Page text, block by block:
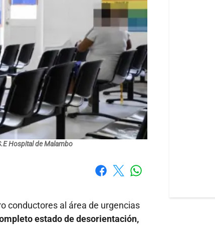
Hospital de Malambo
conductores al área de urgencias
estado de desorientación,